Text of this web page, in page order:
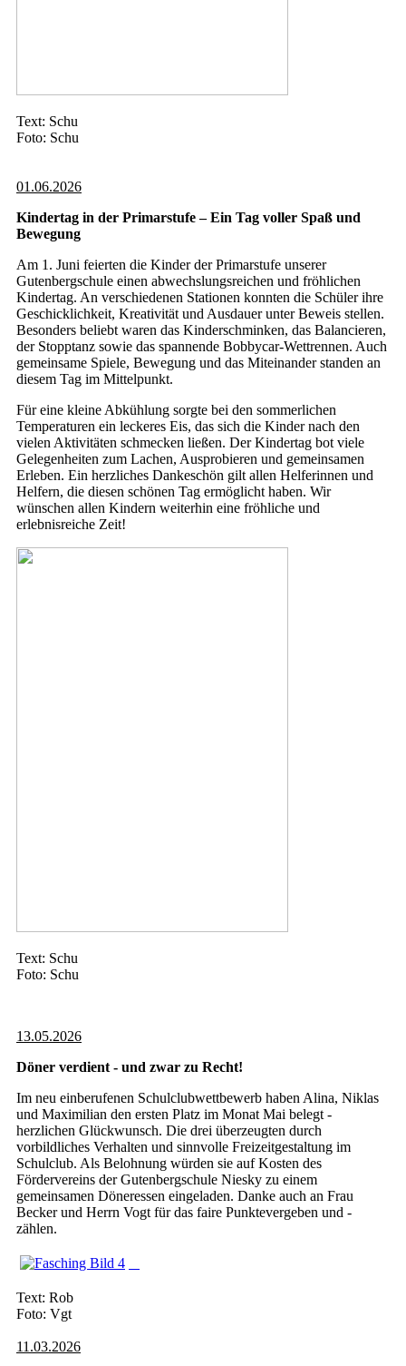
Text: Schu
Foto: Schu
01.06.2026
Kindertag in der Primarstufe – Ein Tag voller Spaß und
Bewegung
Am 1. Juni feierten die Kinder der Primarstufe unserer
Gutenbergschule einen abwechslungsreichen und fröhlichen
Kindertag. An verschiedenen Stationen konnten die Schüler ihre
Geschicklichkeit, Kreativität und Ausdauer unter Beweis stellen.
Besonders beliebt waren das Kinderschminken, das Balancieren,
der Stopptanz sowie das spannende Bobbycar-Wettrennen. Auch
gemeinsame Spiele, Bewegung und das Miteinander standen an
diesem Tag im Mittelpunkt.
Für eine kleine Abkühlung sorgte bei den sommerlichen
Temperaturen ein leckeres Eis, das sich die Kinder nach den
vielen Aktivitäten schmecken ließen. Der Kindertag bot viele
Gelegenheiten zum Lachen, Ausprobieren und gemeinsamen
Erleben. Ein herzliches Dankeschön gilt allen Helferinnen und
Helfern, die diesen schönen Tag ermöglicht haben. Wir
wünschen allen Kindern weiterhin eine fröhliche und
erlebnisreiche Zeit!
Text: Schu
Foto: Schu
13.05.2026
Döner verdient - und zwar zu Recht!
Im neu einberufenen Schulclubwettbewerb haben Alina, Niklas
und Maximilian den ersten Platz im Monat Mai belegt -
herzlichen Glückwunsch. Die drei überzeugten durch
vorbildliches Verhalten und sinnvolle Freizeitgestaltung im
Schulclub. Als Belohnung würden sie auf Kosten des
Fördervereins der Gutenbergschule Niesky zu einem
gemeinsamen Döneressen eingeladen. Danke auch an Frau
Becker und Herrn Vogt für das faire Punktevergeben und -
zählen.
Text: Rob
Foto: Vgt
11.03.2026